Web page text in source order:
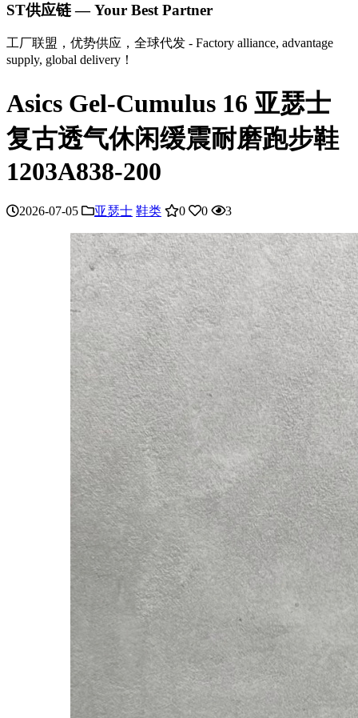
ST供应链 — Your Best Partner
工厂联盟，优势供应，全球代发 - Factory alliance, advantage
supply, global delivery！
Asics Gel-Cumulus 16 亚瑟士
复古透气休闲缓震耐磨跑步鞋
1203A838-200
2026-07-05 亚瑟士 鞋类 0 0 3